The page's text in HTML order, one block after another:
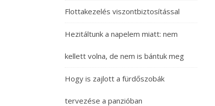
Flottakezelés viszontbiztosítással
Hezitáltunk a napelem miatt: nem
kellett volna, de nem is bántuk meg
Hogy is zajlott a fürdőszobák
tervezése a panzióban